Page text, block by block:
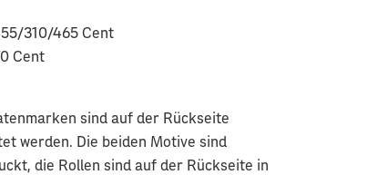
310/465 Cent
Cent
sind auf der Rückseite
werden. Die beiden Motive sind
die Rollen sind auf der Rückseite in